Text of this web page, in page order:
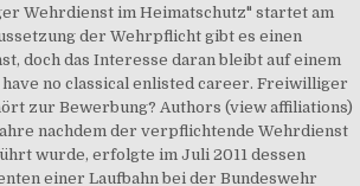
Wehrdienst im Heimatschutz" startet am
der Wehrpflicht gibt es einen
doch das Interesse daran bleibt auf einem
no classical enlisted career. Freiwilliger
zur Bewerbung? Authors (view affiliations)
nachdem der verpflichtende Wehrdienst
wurde, erfolgte im Juli 2011 dessen
einer Laufbahn bei der Bundeswehr